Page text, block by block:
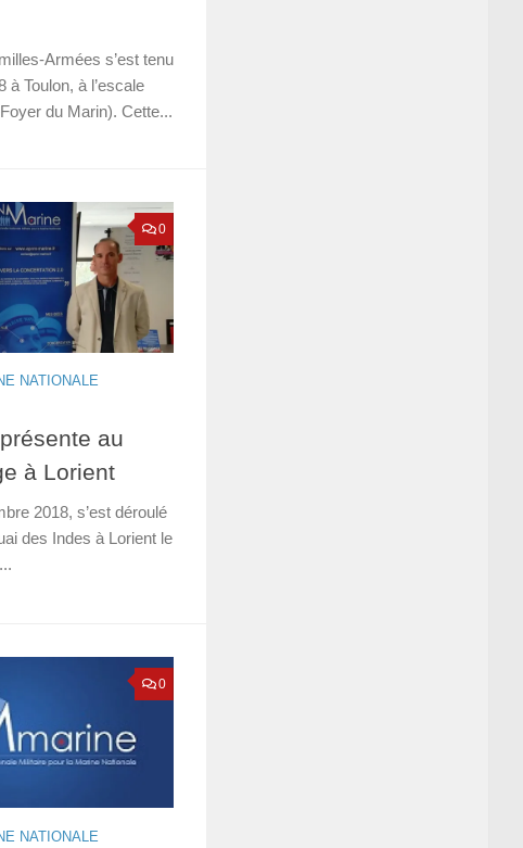
Armées s’est tenu
à Toulon, à l’escale
du Marin). Cette...
0
NATIONALE
au
à Lorient
2018, s’est déroulé
des Indes à Lorient le
0
NATIONALE